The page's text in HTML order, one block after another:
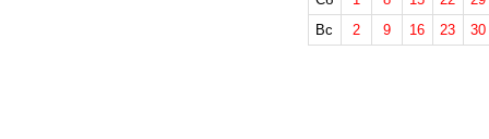
Вс
2 9 16 23 30